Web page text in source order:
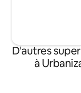
D'autres
à